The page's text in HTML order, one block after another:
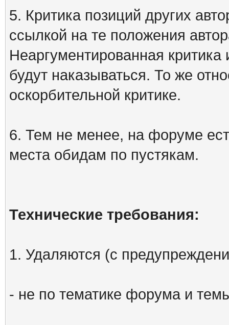
5. Критика позиций других
ссылкой на те положения
Неаргументированная
будут наказываться. То же
оскорбительной критике.
6. Тем не менее, на форуме
места обидам по пустякам.
Технические требования:
1. Удаляются (с
- не по тематике форума и